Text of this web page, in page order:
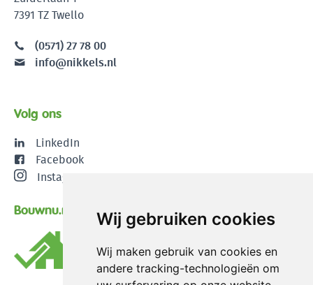
Wij gebruiken cookies
Wij maken gebruik van cookies en
andere tracking-technologieën om
7391 TZ Twello
(0571) 27 78 00
info@nikkels.nl
Volg ons
LinkedIn
Facebook
Instagram
Bouwnu.nl